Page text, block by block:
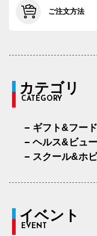
ご注文方法
カテゴリ
CATEGORY
ギフト&フード
ヘルス&ビュ
スクール&ホ
イベント
EVENT